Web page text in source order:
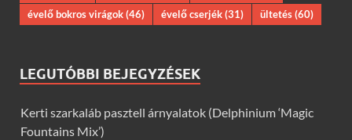
évelő bokros virágok(46) évelő cserjék(31) ültetés(60)
LEGUTÓBBI BEJEGYZÉSEK
Kerti szarkaláb pasztell árnyalatok (Delphinium ‘Magic
Fountains Mix’)